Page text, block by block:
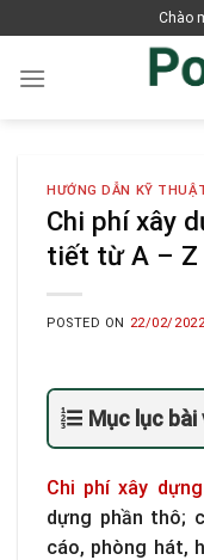
to
content
Chào
HƯỚNG DẪN KỸ
Chi phí xây
tiết từ A – Z
POSTED ON 22/02/2022
Mục lục bài
Chi phí xây
dựng phần thô;
cáo, phòng hát,